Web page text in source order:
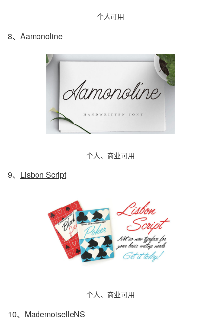
个人可用
8、 Aamonoline
个人、商业可用
9、 Lisbon Script
个人、商业可用
10、 MademoiselleNS